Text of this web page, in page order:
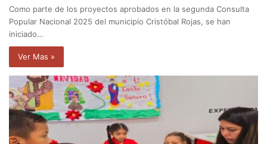
Como parte de los proyectos aprobados en la segunda Consulta
Popular Nacional 2025 del municipio Cristóbal Rojas, se han
iniciado…
Ver Mas »